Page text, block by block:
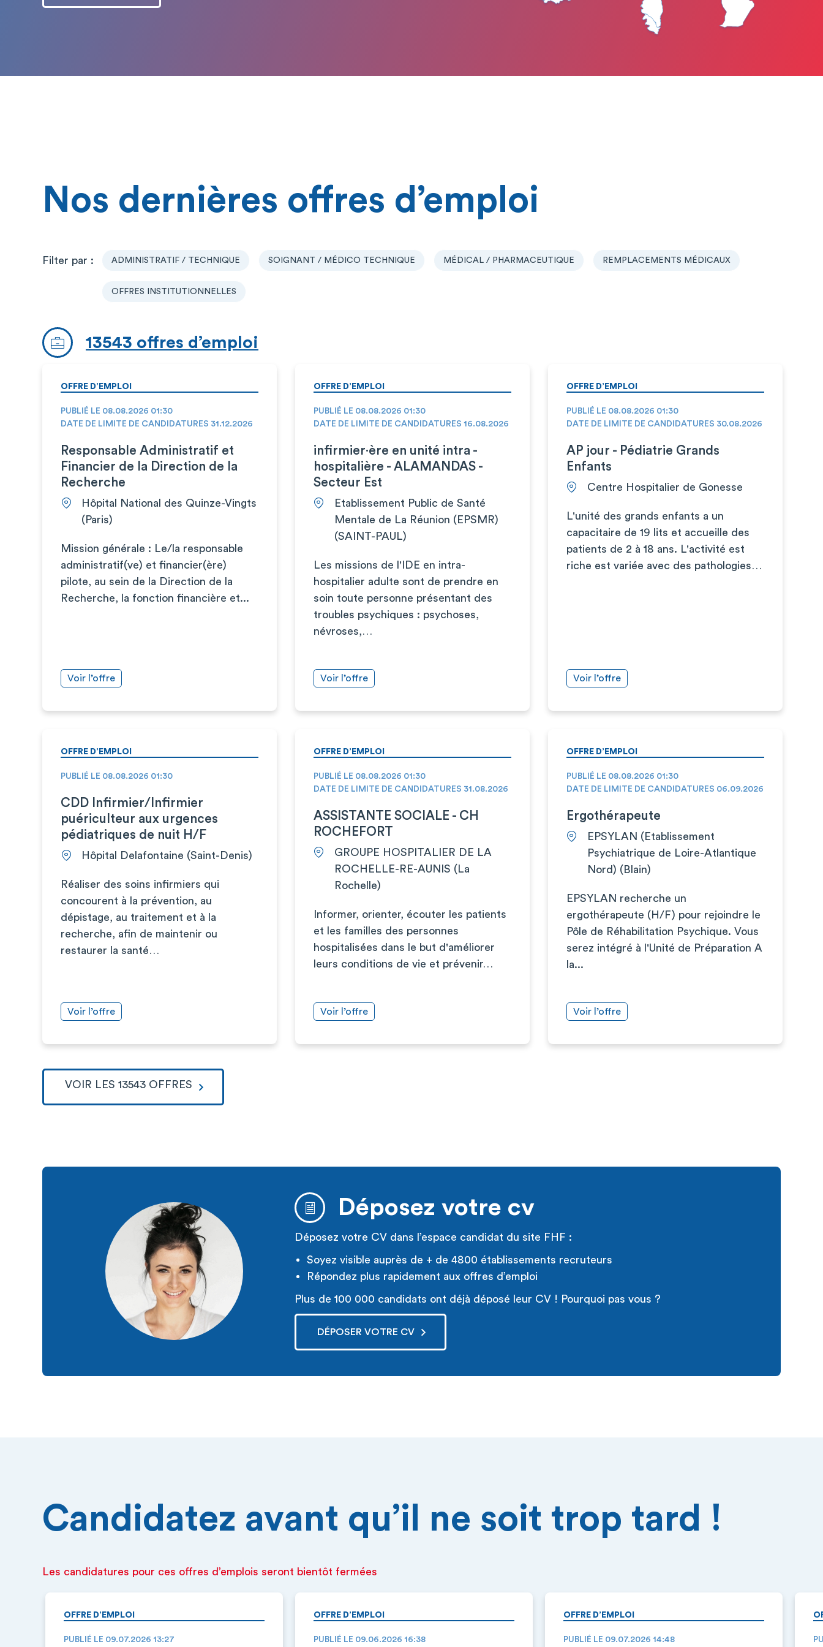
Nos dernières offres d’emploi
ADMINISTRATIF / TECHNIQUE SOIGNANT / MÉDICO TECHNIQUE MÉDICAL / PHARMACEUTIQUE REMPLACEMENTS MÉDICAUX
OFFRES INSTITUTIONNELLES
13543 offres d’emploi
OFFRE D’EMPLOI
PUBLIÉ LE 08.08.2026 01:30
DATE DE LIMITE DE CANDIDATURES 31.12.2026
Responsable Administratif et
Financier de la Direction de la
Recherche
Hôpital National des Quinze-Vingts
(Paris)
Mission générale : Le/la responsable
administratif(ve) et financier(ère)
pilote, au sein de la Direction de la
Recherche, la fonction financière et...
Voir l’offre
OFFRE D’EMPLOI
PUBLIÉ LE 08.08.2026 01:30
DATE DE LIMITE DE CANDIDATURES 16.08.2026
infirmier·ère en unité intra -
hospitalière - ALAMANDAS -
Secteur Est
Etablissement Public de Santé
Mentale de La Réunion (EPSMR)
(SAINT-PAUL)
Les missions de l'IDE en intra-
hospitalier adulte sont de prendre en
soin toute personne présentant des
troubles psychiques : psychoses,
névroses,…
Voir l’offre
OFFRE D’EMPLOI
PUBLIÉ LE 08.08.2026 01:30
DATE DE LIMITE DE CANDIDATURES 30.08.2026
AP jour - Pédiatrie Grands
Enfants
Centre Hospitalier de Gonesse
L'unité des grands enfants a un
capacitaire de 19 lits et accueille des
patients de 2 à 18 ans. L'activité est
riche est variée avec des pathologies…
Voir l’offre
OFFRE D’EMPLOI
PUBLIÉ LE 08.08.2026 01:30
CDD Infirmier/Infirmier
puériculteur aux urgences
pédiatriques de nuit H/F
Hôpital Delafontaine (Saint-Denis)
Réaliser des soins infirmiers qui
concourent à la prévention, au
dépistage, au traitement et à la
recherche, afin de maintenir ou
restaurer la santé…
Voir l’offre
OFFRE D’EMPLOI
PUBLIÉ LE 08.08.2026 01:30
DATE DE LIMITE DE CANDIDATURES 31.08.2026
ASSISTANTE SOCIALE - CH
ROCHEFORT
GROUPE HOSPITALIER DE LA
ROCHELLE-RE-AUNIS (La
Rochelle)
Informer, orienter, écouter les patients
et les familles des personnes
hospitalisées dans le but d'améliorer
leurs conditions de vie et prévenir…
Voir l’offre
OFFRE D’EMPLOI
PUBLIÉ LE 08.08.2026 01:30
DATE DE LIMITE DE CANDIDATURES 06.09.2026
Ergothérapeute
EPSYLAN (Etablissement
Psychiatrique de Loire-Atlantique
Nord) (Blain)
EPSYLAN recherche un
ergothérapeute (H/F) pour rejoindre le
Pôle de Réhabilitation Psychique. Vous
serez intégré à l'Unité de Préparation A
la...
Voir l’offre
VOIR LES 13543 OFFRES
Déposez votre cv
Déposez votre CV dans l’espace candidat du site FHF :
Soyez visible auprès de + de 4800 établissements recruteurs
Répondez plus rapidement aux offres d’emploi
Plus de 100 000 candidats ont déjà déposé leur CV ! Pourquoi pas vous ?
DÉPOSER VOTRE CV
Candidatez avant qu’il ne soit trop tard !
Les candidatures pour ces offres d’emplois seront bientôt fermées
OFFRE D’EMPLOI
PUBLIÉ LE 09.07.2026 13:27
OFFRE D’EMPLOI
PUBLIÉ LE 09.06.2026 16:38
OFFRE D’EMPLOI
PUBLIÉ LE 09.07.2026 14:48